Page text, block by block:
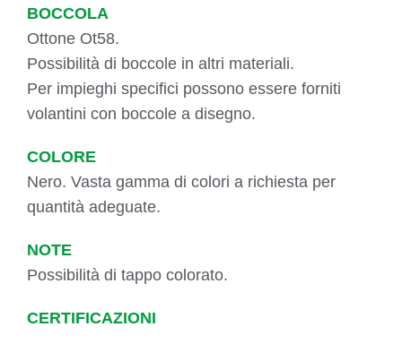
BOCCOLA
Ottone Ot58.
Possibilità di boccole in altri materiali.
Per impieghi specifici possono essere forniti
volantini con boccole a disegno.
COLORE
Nero. Vasta gamma di colori a richiesta per
quantità adeguate.
NOTE
Possibilità di tappo colorato.
CERTIFICAZIONI